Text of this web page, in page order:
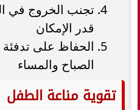
تجنب الخروج في
قدر الإمكان
الحفاظ على
الصباح والمساء
تقوية مناعة الطفل